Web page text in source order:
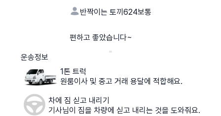
반짝이는 토끼624보통
편하고 좋았습니다~
운송정보
1톤 트럭
원룸이사 및 중고 거래 용달에 적합해요.
차에 짐 싣고 내리기
기사님이 짐을 차량에 싣고 내리는 것을 도와줘요.